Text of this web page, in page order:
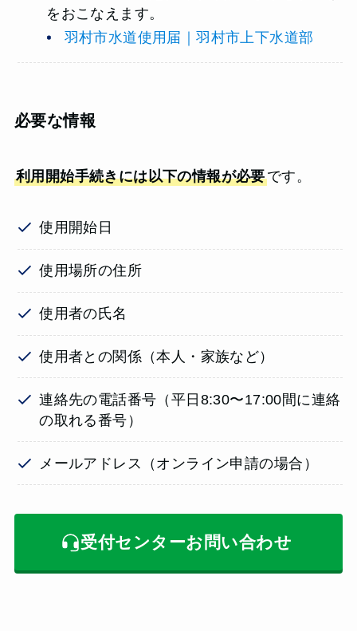
をおこなえます。
羽村市水道使用届｜羽村市上下水道部
必要な情報
利用開始手続きには以下の情報が必要です。
使用開始日
使用場所の住所
使用者の氏名
使用者との関係（本人・家族など）
連絡先の電話番号（平日8:30〜17:00間に連絡
の取れる番号）
メールアドレス（オンライン申請の場合）
受付センターお問い合わせ